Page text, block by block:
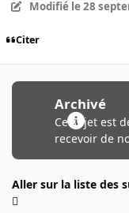
Modifié le 28
Citer
Archivé
Ce sujet est
recevoir de
Aller sur la liste des